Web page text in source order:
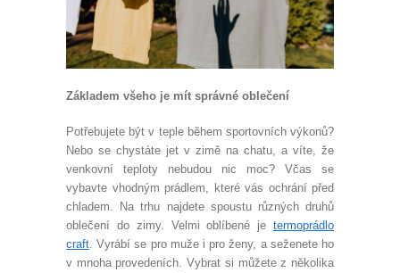
Základem všeho je mít správné oblečení
Potřebujete být v teple během sportovních výkonů?
Nebo se chystáte jet v zimě na chatu, a víte, že
venkovní teploty nebudou nic moc? Včas se
vybavte vhodným prádlem, které vás ochrání před
chladem. Na trhu najdete spoustu různých druhů
oblečení do zimy. Velmi oblíbené je termoprádlo
craft. Vyrábí se pro muže i pro ženy, a seženete ho
v mnoha provedeních. Vybrat si můžete z několika